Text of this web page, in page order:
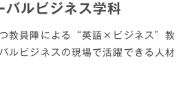
バルビジネス学科
教員陣による“英語×ビジネス”教
ルビジネスの現場で活躍できる人材